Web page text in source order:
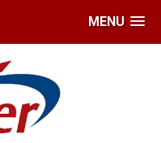
MENU